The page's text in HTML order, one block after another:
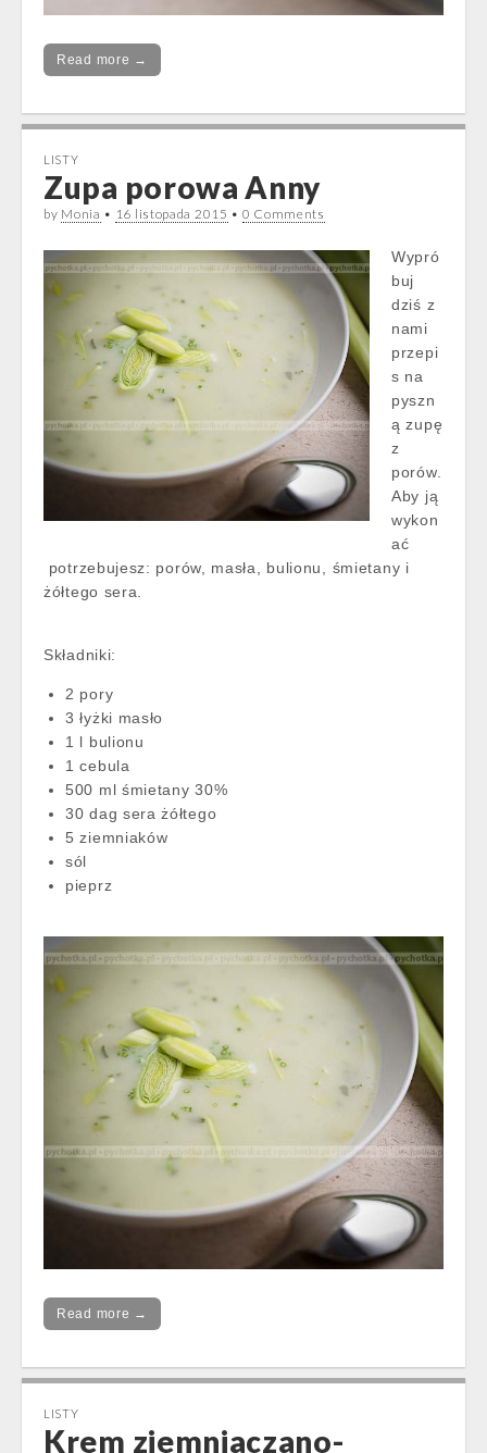
Read more →
LISTY
Zupa porowa Anny
by Monia • 16 listopada 2015 • 0 Comments
Wypró
buj
dziś z
nami
przepi
s na
pyszn
ą zupę
z
porów.
Aby ją
wykon
ać
potrzebujesz: porów, masła, bulionu, śmietany i
żółtego sera.
Składniki:
2 pory
3 łyżki masło
1 l bulionu
1 cebula
500 ml śmietany 30%
30 dag sera żółtego
5 ziemniaków
sól
pieprz
Read more →
LISTY
Krem ziemniaczano-